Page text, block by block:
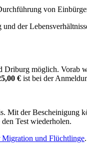
von
der
Driburg möglich. Vorab
€ ist bei der
der Bescheinigung
Test wiederholen.
Migration und Flüchtlinge.